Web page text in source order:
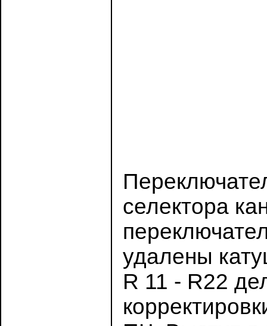
селектора
удалены
R 11 - R22